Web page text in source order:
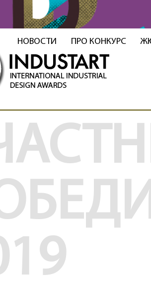
НОВОСТИ ПРО КОНКУРС